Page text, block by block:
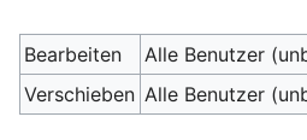
Bearbeiten
Alle Benutzer
Verschieben Alle Benutzer